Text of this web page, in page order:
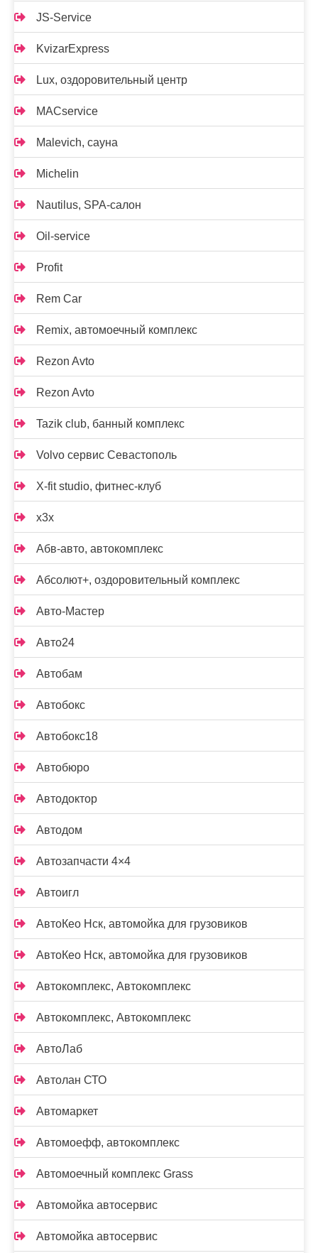
JS-Service
KvizarExpress
Lux, оздоровительный центр
MACservice
Malevich, сауна
Michelin
Nautilus, SPA-салон
Oil-service
Profit
Rem Car
Remix, автомоечный комплекс
Rezon Avto
Rezon Avto
Tazik club, банный комплекс
Volvo сервис Севастополь
X-fit studio, фитнес-клуб
x3x
Абв-авто, автокомплекс
Абсолют+, оздоровительный комплекс
Авто-Мастер
Авто24
Автобам
Автобокс
Автобокс18
Автобюро
Автодоктор
Автодом
Автозапчасти 4×4
Автоигл
АвтоКео Нск, автомойка для грузовиков
АвтоКео Нск, автомойка для грузовиков
Автокомплекс, Автокомплекс
Автокомплекс, Автокомплекс
АвтоЛаб
Автолан СТО
Автомаркет
Автомоефф, автокомплекс
Автомоечный комплекс Grass
Автомойка автосервис
Автомойка автосервис